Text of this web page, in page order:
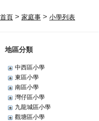
首頁 > 家庭事 > 小學列表
地區分類
中西區小學
東區小學
南區小學
灣仔區小學
九龍城區小學
觀塘區小學